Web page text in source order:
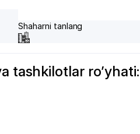
Shaharni tanlang
tashkilotlar